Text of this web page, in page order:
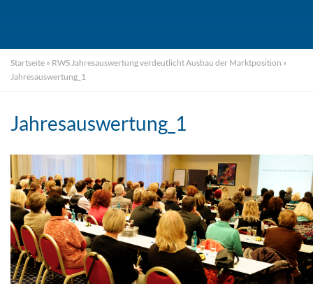
Startseite » RWS Jahresauswertung verdeutlicht Ausbau der Marktposition »
Jahresauswertung_1
Jahresauswertung_1